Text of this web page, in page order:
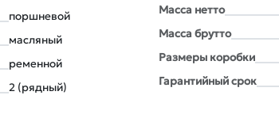
поршневой
масляный
ременной
2 (рядный)
Масса нетто
Масса брутто
Размеры коробки
Гарантийный срок